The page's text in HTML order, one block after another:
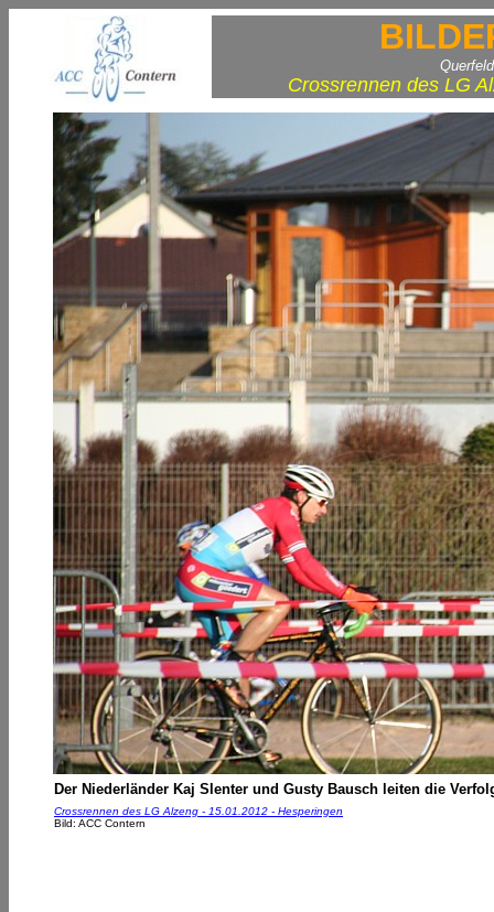
Crossrennen des LG
Der Niederländer Kaj Slenter und Gusty Bausch leiten die
Crossrennen des LG Alzeng - 15.01.2012 - Hesperingen
Bild: ACC Contern